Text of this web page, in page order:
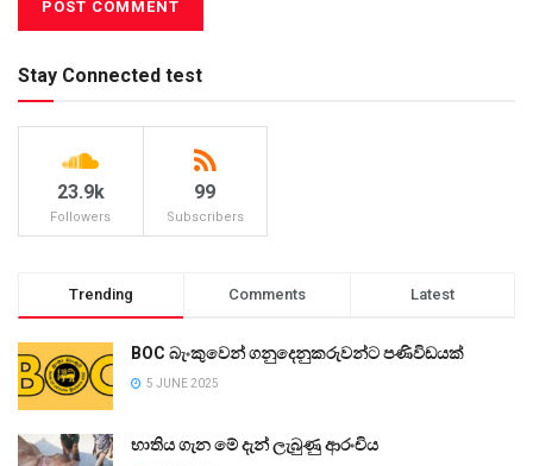
Stay Connected test
23.9k
Followers
99
Subscribers
Trending Comments Latest
BOC බැංකුවෙන් ගනුදෙනුකරුවන්ට පණිවිඩයක්
5 JUNE 2025
භාතිය ගැන මේ දැන් ලැබුණු ආරංචිය